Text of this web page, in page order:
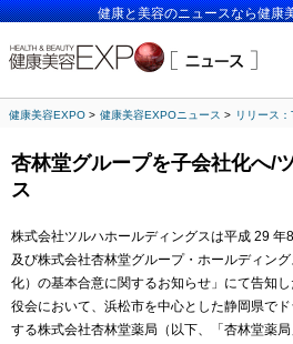
健康と美容のニュースなら健康
健康美容EXPO 健康美容EXPOニュース リリース
杏林堂グループを子会社化へ/
ス
株式会社ツルハホールディングスは平成 29 年
及び株式会社杏林堂グループ・ホールディン
化）の基本合意に関するお知らせ」にて告知
役会において、浜松市を中心とした静岡県で
する株式会社杏林堂薬局（以下、「杏林堂薬